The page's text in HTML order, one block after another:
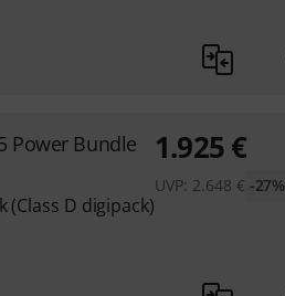
Power Bundle
(Class D digipack)
1.925€
UVP: 2.648 € -27%